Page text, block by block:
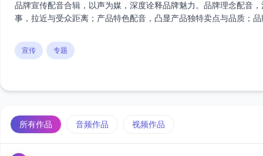
品牌宣传配音合辑，以声为媒，深度诠释品牌魅力。品牌理念配音
事，拉近与受众距离；产品特色配音，凸显产品独特卖点与品质；
宣传 专题
所有作品 音频作品 视频作品